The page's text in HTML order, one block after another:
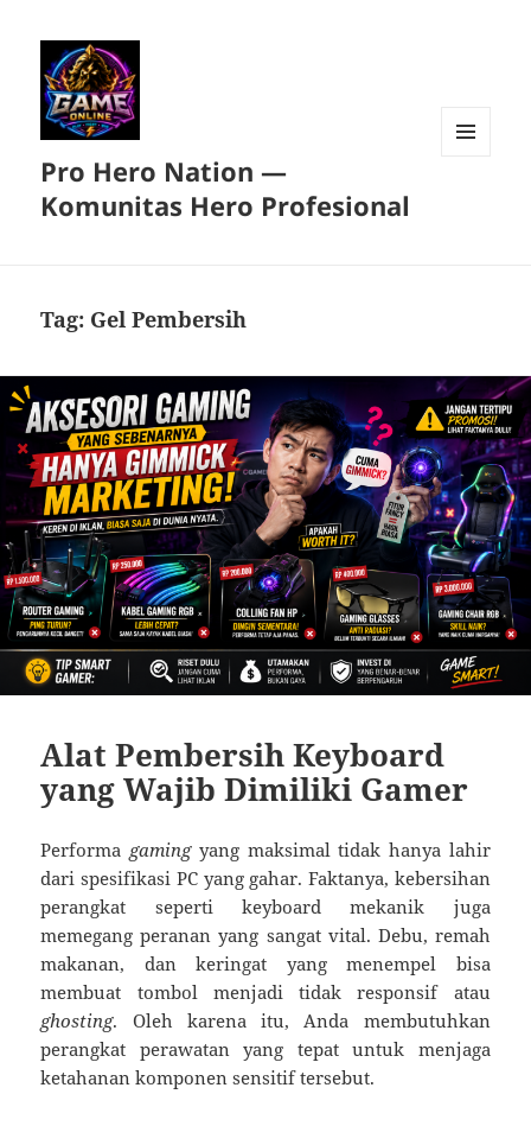
Pro Hero Nation —
Komunitas Hero Profesional
Tag: Gel Pembersih
Alat Pembersih Keyboard
yang Wajib Dimiliki Gamer
Performa gamingyang maksimal tidak hanya lahir
dari spesifikasi PC yang gahar. Faktanya, kebersihan
perangkat seperti keyboard mekanik juga
memegang peranan yang sangat vital. Debu, remah
makanan, dan keringat yang menempel bisa
membuat tombol menjadi tidak responsif atau
ghosting. Oleh karena itu, Anda membutuhkan
perangkat perawatan yang tepat untuk menjaga
ketahanan komponen sensitif tersebut.